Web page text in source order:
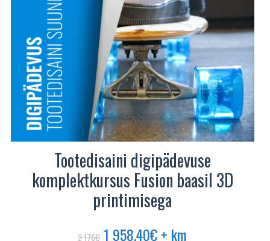
Tootedisaini digipädevuse
komplektkursus Fusion baasil 3D
printimisega
2 176€ Algne
1 958.40€Praegune
+ km